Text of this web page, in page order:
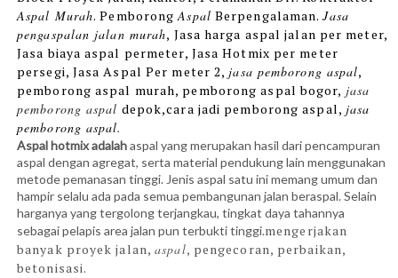
Aspal Murah. PemborongAspal Berpengalaman.Jasa
pengaspalan jalan murah, Jasa harga aspal jalan per meter,
Jasa biaya aspal permeter, Jasa Hotmix per meter
persegi, Jasa Aspal Per meter 2, jasa pemborong aspal,
pemborong aspal murah, pemborong aspal bogor, jasa
pemborong aspal depok,cara jadi pemborong aspal, jasa
pemborong aspal.
Aspal hotmix adalahaspal yang merupakan hasil dari pencampuran
aspal dengan agregat, serta material pendukung lain menggunakan
metode pemanasan tinggi. Jenis aspal satu ini memang umum dan
hampir selalu ada pada semua pembangunan jalan beraspal. Selain
harganya yang tergolong terjangkau, tingkat daya tahannya
sebagai pelapis area jalan pun terbukti tinggi.mengerjakan
banyak proyek jalan,aspal, pengecoran, perbaikan,
betonisasi.